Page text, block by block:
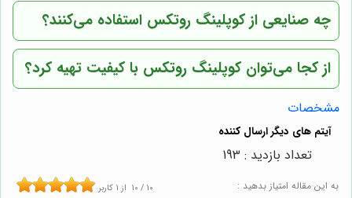
چه صنایعی از کوپلینگ روتکس استفاده می‌کنند؟
از کجا می‌توان کوپلینگ روتکس با کیفیت تهیه کرد؟
مشخصات
به این مقاله امتیاز بدهید : 10 / 10 از 1 کاربر
تعداد بازدید : 193